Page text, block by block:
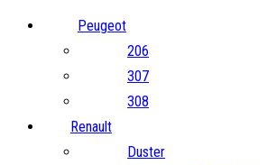
Peugeot
206
307
308
Renault
Duster